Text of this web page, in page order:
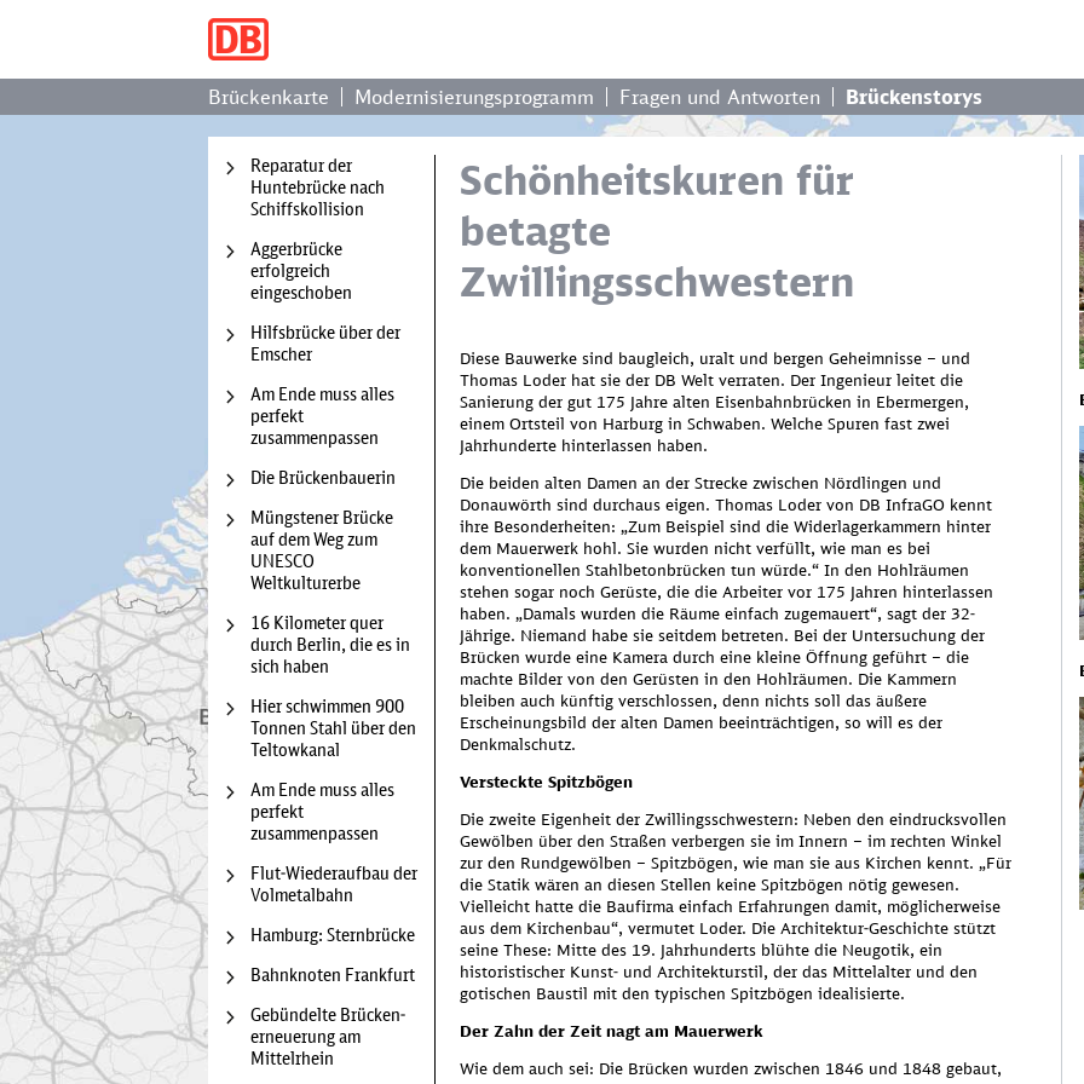
Wir benötigen Ihre Zustimmung, um
zu laden!
Diese Karte wird von einem Drittanbieter (Google Maps) zur Verfügung gestellt. Mit
der Karte wird von Ihnen eine Verbindung zu den Servern von Google hergestellt.
übermitteln Sie personenbezogene Daten (mindestens Ihre IP-Adresse) an Google.
unserem Datenschutzhinweisen. Hierfür wird ein vom Betreiber der Seite verwaltetes
gesetzt.
Brückenkarte Modernisierungsprogramm Fragen und Antworten Brückenstorys
Reparatur der
Huntebrücke nach
Schiffskollision
Aggerbrücke
erfolgreich
eingeschoben
Hilfsbrücke über der
Emscher
Am Ende muss alles
perfekt
zusammenpassen
Die Brückenbauerin
Müngstener Brücke
auf dem Weg zum
UNESCO
Weltkulturerbe
16 Kilometer quer
durch Berlin, die es in
sich haben
Hier schwimmen 900
Tonnen Stahl über den
Teltowkanal
Am Ende muss alles
perfekt
zusammenpassen
Flut-Wiederaufbau der
Volmetalbahn
Hamburg: Sternbrücke
Bahnknoten Frankfurt
Gebündelte Brücken­
erneuerung am
Mittelrhein
Schönheitskuren für
betagte
Zwillingsschwestern
Diese Bauwerke sind baugleich, uralt und bergen Geheimnisse – und
Thomas Loder hat sie der DB Welt verraten. Der Ingenieur leitet die
Sanierung der gut 175 Jahre alten Eisenbahnbrücken in Ebermergen,
einem Ortsteil von Harburg in Schwaben. Welche Spuren fast zwei
Jahrhunderte hinterlassen haben.
Die beiden alten Damen an der Strecke zwischen Nördlingen und
Donauwörth sind durchaus eigen. Thomas Loder von DB InfraGO kennt
ihre Besonderheiten: „Zum Beispiel sind die Widerlagerkammern hinter
dem Mauerwerk hohl. Sie wurden nicht verfüllt, wie man es bei
konventionellen Stahlbetonbrücken tun würde.“ In den Hohlräumen
stehen sogar noch Gerüste, die die Arbeiter vor 175 Jahren hinterlassen
haben. „Damals wurden die Räume einfach zugemauert“, sagt der 32-
Jährige. Niemand habe sie seitdem betreten. Bei der Untersuchung der
Brücken wurde eine Kamera durch eine kleine Öffnung geführt – die
machte Bilder von den Gerüsten in den Hohlräumen. Die Kammern
bleiben auch künftig verschlossen, denn nichts soll das äußere
Erscheinungsbild der alten Damen beeinträchtigen, so will es der
Denkmalschutz.
Versteckte Spitzbögen
Die zweite Eigenheit der Zwillingsschwestern: Neben den eindrucksvollen
Gewölben über den Straßen verbergen sie im Innern – im rechten Winkel
zur den Rundgewölben – Spitzbögen, wie man sie aus Kirchen kennt. „Für
die Statik wären an diesen Stellen keine Spitzbögen nötig gewesen.
Vielleicht hatte die Baufirma einfach Erfahrungen damit, möglicherweise
aus dem Kirchenbau“, vermutet Loder. Die Architektur-Geschichte stützt
seine These: Mitte des 19. Jahrhunderts blühte die Neugotik, ein
historistischer Kunst- und Architekturstil, der das Mittelalter und den
gotischen Baustil mit den typischen Spitzbögen idealisierte.
Der Zahn der Zeit nagt am Mauerwerk
Wie dem auch sei: Die Brücken wurden zwischen 1846 und 1848 gebaut,